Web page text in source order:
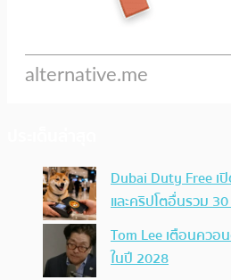
Dubai Duty Free เ
และคริปโตอื่นรวม
Tom Lee เตือนควอ
ในปี 2028